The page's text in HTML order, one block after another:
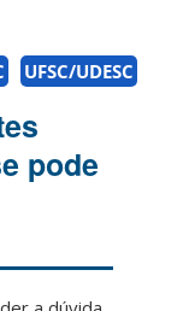
UFSC/UDESC
pode